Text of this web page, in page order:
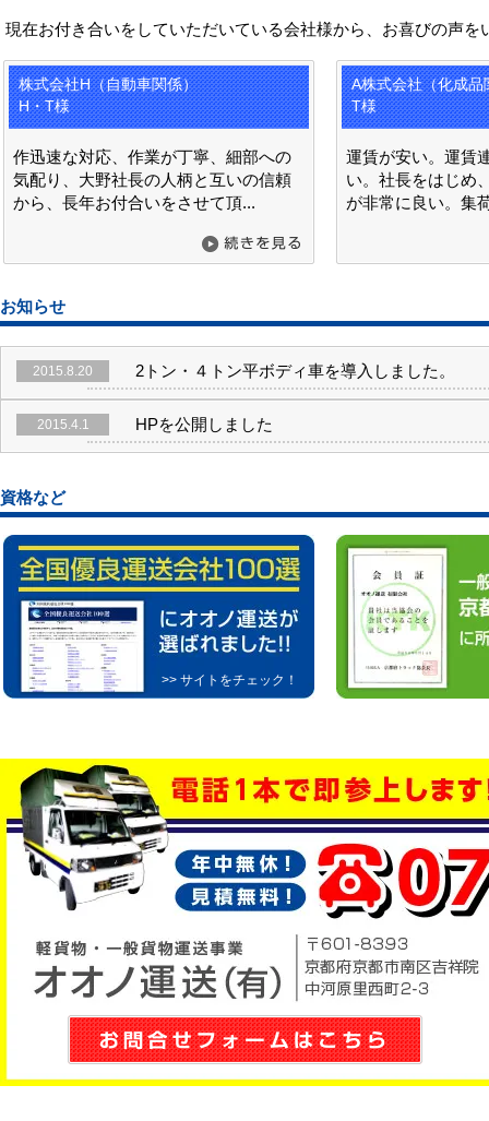
現在お付き合いをしていただいている会社様から、お喜びの声を
株式会社H（自動車関係）
H・T様
作迅速な対応、作業が丁寧、細部への
気配り、大野社長の人柄と互いの信頼
から、長年お付合いをさせて頂...
A株式会社（化成品
T様
運賃が安い。運賃
い。社長をはじめ
が非常に良い。集
お知らせ
2015.8.20 2トン・４トン平ボディ車を導入しました。
2015.4.1 HPを公開しました
資格など
>> サイトをチェック！